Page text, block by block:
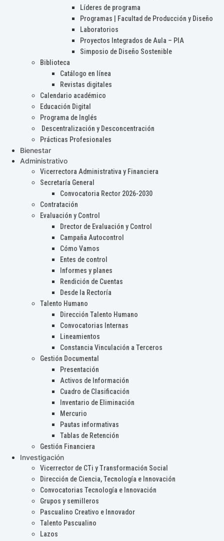
Líderes de programa
Programas | Facultad de Producción y Diseño
Laboratorios
Proyectos Integrados de Aula – PIA
Simposio de Diseño Sostenible
Biblioteca
Catálogo en línea
Revistas digitales
Calendario académico
Educación Digital
Programa de Inglés
Descentralización y Desconcentración
Prácticas Profesionales
Bienestar
Administrativo
Vicerrectora Administrativa y Financiera
Secretaría General
Convocatoria Rector 2026-2030
Contratación
Evaluación y Control
Drector de Evaluación y Control
Campaña Autocontrol
Cómo Vamos
Entes de control
Informes y planes
Rendición de Cuentas
Desde la Rectoría
Talento Humano
Dirección Talento Humano
Convocatorias Internas
Lineamientos
Constancia Vinculación a Terceros
Gestión Documental
Presentación
Activos de Información
Cuadro de Clasificación
Inventario de Eliminación
Mercurio
Pautas informativas
Tablas de Retención
Gestión Financiera
Investigación
Vicerrector de CTi y Transformación Social
Dirección de Ciencia, Tecnología e Innovación
Convocatorias Tecnología e Innovación
Grupos y semilleros
Pascualino Creativo e Innovador
Talento Pascualino
Lazos